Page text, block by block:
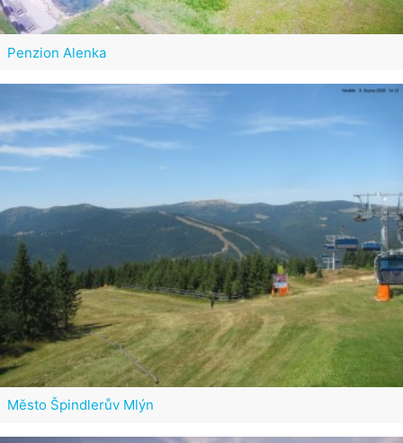
Penzion Alenka
Město Špindlerův Mlýn